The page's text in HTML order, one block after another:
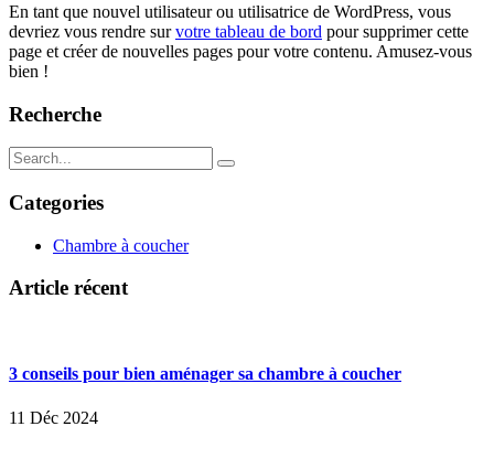
En tant que nouvel utilisateur ou utilisatrice de WordPress, vous
devriez vous rendre survotre tableau de bord pour supprimer cette
page et créer de nouvelles pages pour votre contenu. Amusez-vous
bien !
Recherche
Categories
Chambre à coucher
Article récent
3 conseils pour bien aménager sa chambre à coucher
11 Déc 2024